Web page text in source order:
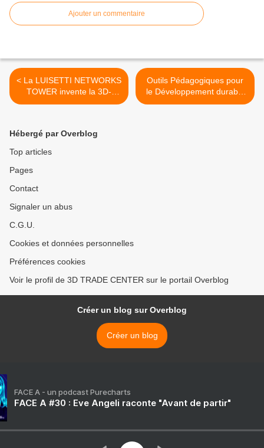
Ajouter un commentaire
< La LUISETTI NETWORKS
TOWER invente la 3D-
Reputation
Outils Pédagogiques pour
le Développement durable
(ECOBASE21) >
Hébergé par Overblog
Top articles
Pages
Contact
Signaler un abus
C.G.U.
Cookies et données personnelles
Préférences cookies
Voir le profil de 3D TRADE CENTER sur le portail Overblog
Créer un blog sur Overblog
Créer un blog
FACE A - un podcast Purecharts
FACE A #30 : Eve Angeli raconte "Avant de partir"